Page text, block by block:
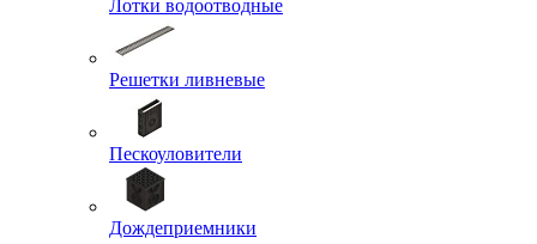
Лотки водоотводные
Решетки ливневые
Пескоуловители
Дождеприемники